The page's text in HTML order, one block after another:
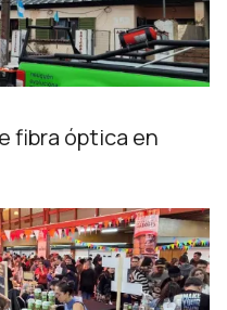
fibra óptica en